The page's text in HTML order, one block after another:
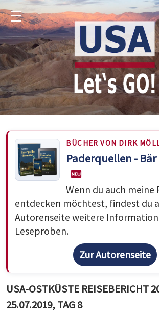
Menu
BÜCHER VON DIRK
Paderquellen -
Wenn du auch meine
entdecken möchtest, findest du
Autorenseite weitere
Leseproben.
Zur Autorenseite
USA-OSTKÜSTE REISEBERICHT
25.07.2019, TAG 8